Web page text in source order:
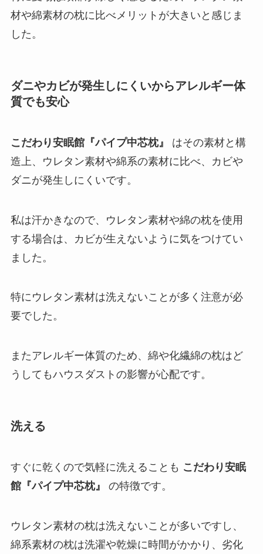
材や綿素材の枕に比べメリットが大きいと感じま
した。
ダニやカビが発生しにくいからアレルギー体
質でも安心
こだわり安眠館『パイプ中芯枕』
はその素材と構
造上、ウレタン素材や綿系の素材に比べ、カビや
ダニが発生しにくいです。
私は汗かきなので、ウレタン素材や綿の枕を使用
する場合は、カビが生えないように気をつけてい
ました。
特にウレタン素材は洗えないことが多く注意が必
要でした。
またアレルギー体質のため、綿や化繊綿の枕はど
うしてもハウスダストの影響が心配です。
洗える
すぐに乾くので気軽に洗えることも こだわり安眠
館『パイプ中芯枕』
の特徴です。
ウレタン素材の枕は洗えないことが多いですし、
綿系素材の枕は洗濯や乾燥に時間がかかり、劣化